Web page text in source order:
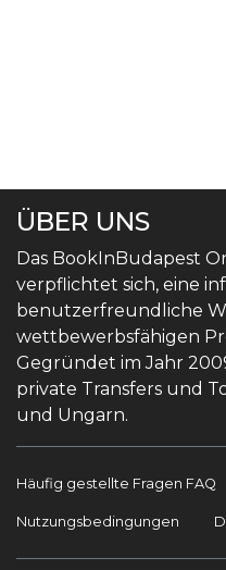
ÜBER UNS
Das BookInBudapest
verpflichtet sich, eine
benutzerfreundliche
wettbewerbsfähigen
Gegründet im Jahr
private Transfers und
und Ungarn.
Häufig gestellte Fragen FAQ
Nutzungsbedingungen